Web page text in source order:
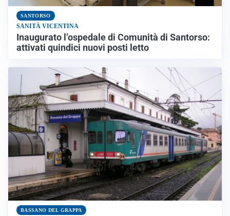
SANTORSO
SANITÀ VICENTINA
Inaugurato l’ospedale di Comunità di Santorso:
attivati quindici nuovi posti letto
BASSANO DEL GRAPPA